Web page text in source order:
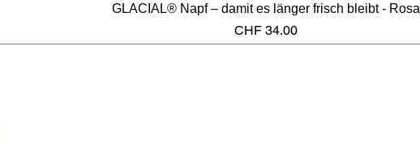
GLACIAL® Napf – damit es länger frisch bleibt - Rosa
Preis
CHF 34.00